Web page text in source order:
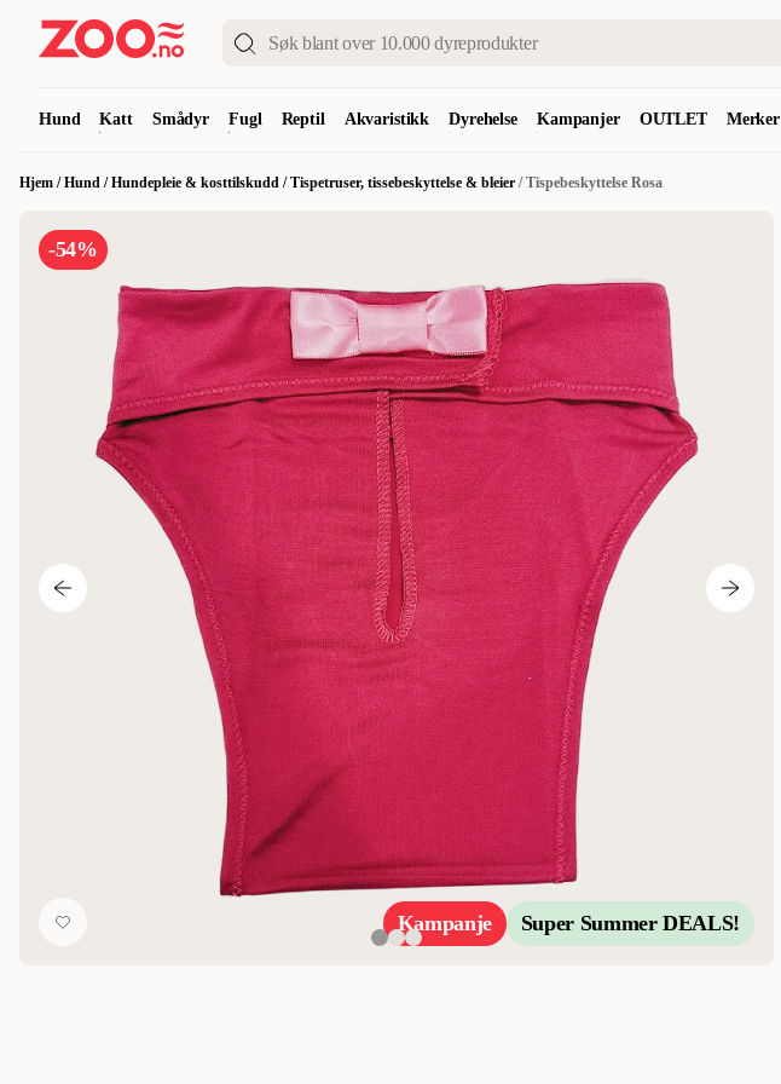
Hund Katt Smådyr Fugl Reptil Akvaristikk Dyrehelse Kampanjer OUTLET Merker
Hjem /Hund /Hundepleie & kosttilskudd /Tispetruser, tissebeskyttelse & bleier /Tispebeskyttelse Rosa
-54%
Kampanje Super Summer DEALS!